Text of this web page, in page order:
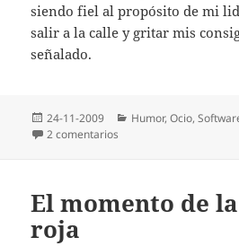
siendo fiel al propósito de mi
salir a la calle y gritar mis
señalado.
Publicado
el
24-11-2009 Categorías
Humor,Ocio,
2 comentarios
El momento de
roja